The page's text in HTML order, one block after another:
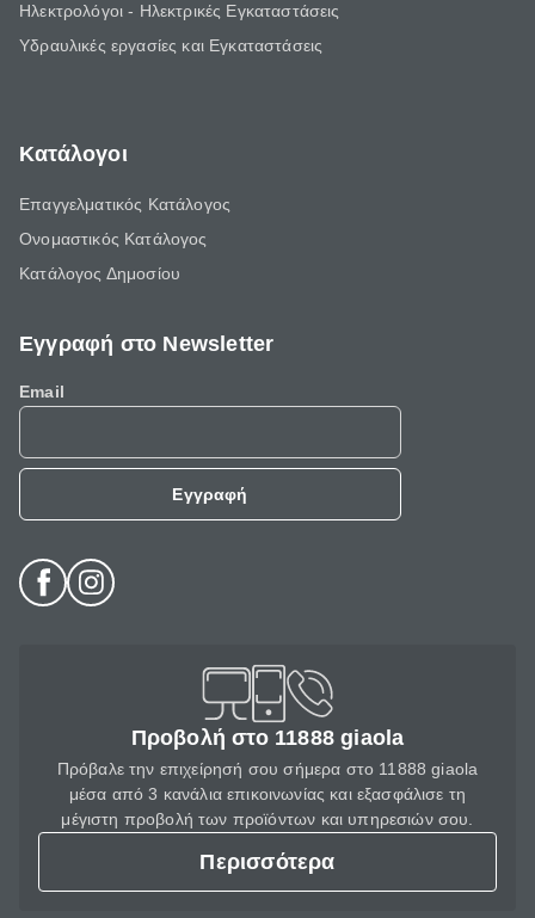
Ηλεκτρολόγοι - Ηλεκτρικές Εγκαταστάσεις
Υδραυλικές εργασίες και Εγκαταστάσεις
Κατάλογοι
Επαγγελματικός Κατάλογος
Ονομαστικός Κατάλογος
Κατάλογος Δημοσίου
Εγγραφή στο Newsletter
Email
Εγγραφή
Προβολή στο 11888 giaola
Πρόβαλε την επιχείρησή σου σήμερα στο 11888 giaola
μέσα από 3 κανάλια επικοινωνίας και εξασφάλισε τη
μέγιστη προβολή των προϊόντων και υπηρεσιών σου.
Περισσότερα